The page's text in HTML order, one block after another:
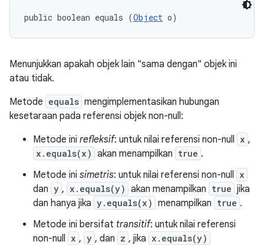
public boolean equals (Object o)
Menunjukkan apakah objek lain "sama dengan" objek ini
atau tidak.
Metode equals mengimplementasikan hubungan
kesetaraan pada referensi objek non-null:
Metode ini refleksif: untuk nilai referensi non-null x ,
x.equals(x) akan menampilkan true .
Metode ini simetris: untuk nilai referensi non-null x
dan y , x.equals(y) akan menampilkan true jika
dan hanya jika y.equals(x) menampilkan true .
Metode ini bersifat transitif: untuk nilai referensi
non-null x , y , dan z , jika x.equals(y)